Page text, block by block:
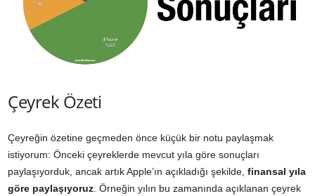
Çeyrek Özeti
Çeyreğin özetine geçmeden önce küçük bir notu paylaşmak
istiyorum: Önceki çeyreklerde mevcut yıla göre sonuçları
paylaşıyorduk, ancak artık Apple’ın açıkladığı şekilde, finansal yıla
göre paylaşıyoruz . Örneğin yılın bu zamanında açıklanan çeyrek